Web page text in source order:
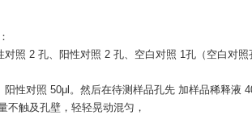
照 2 孔、阳性对照 2 孔、空白对照 1孔（空白对
性对照 50μl。然后在待测样品孔先 加样品稀释液
不触及孔壁，轻轻晃动混匀，